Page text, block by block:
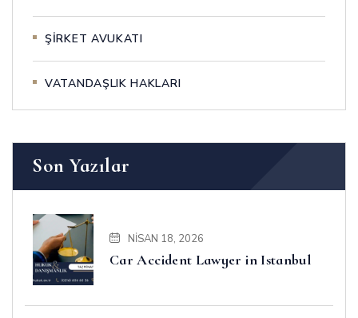
ŞİRKET AVUKATI
VATANDAŞLIK HAKLARI
Son Yazılar
NISAN 18, 2026
Car Accident Lawyer in Istanbul